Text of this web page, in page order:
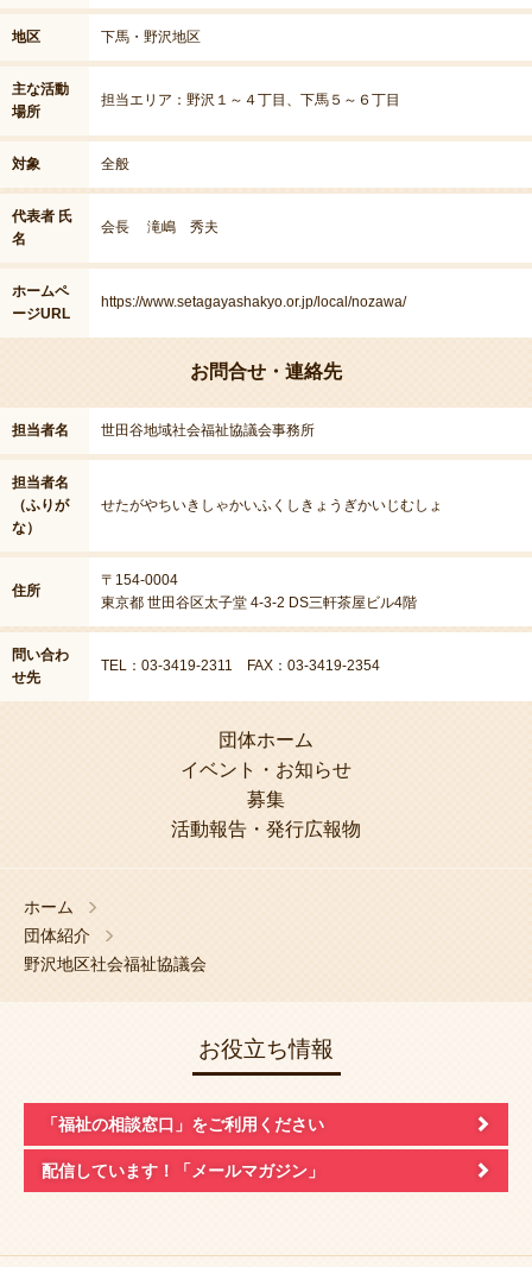
地区 下馬・野沢地区
主な活動
場所
担当エリア：野沢１～４丁目、下馬５～６丁目
対象 全般
代表者 氏
名
会長 滝嶋 秀夫
ホームペ
ージURL
https://www.setagayashakyo.or.jp/local/nozawa/
お問合せ・連絡先
担当者名 世田谷地域社会福祉協議会事務所
担当者名
（ふりが
な）
せたがやちいきしゃかいふくしきょうぎかいじむしょ
住所
〒154-0004
東京都 世田谷区太子堂 4-3-2 DS三軒茶屋ビル4階
問い合わ
せ先
TEL：03-3419-2311 FAX：03-3419-2354
団体ホーム
イベント・お知らせ
募集
活動報告・発行広報物
ホーム
団体紹介
野沢地区社会福祉協議会
お役立ち情報
「福祉の相談窓口」 をご利用ください
配信しています！ 「メールマガジン」